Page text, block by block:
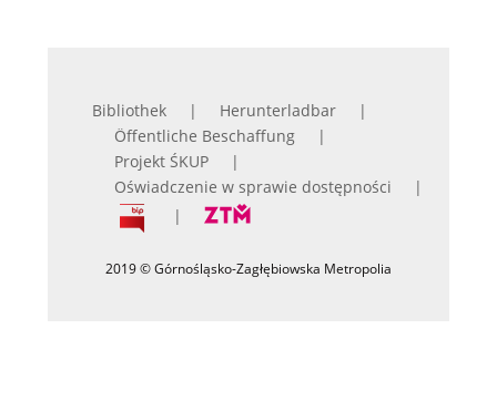
Bibliothek
Herunterladbar
Öffentliche Beschaffung
Projekt ŚKUP
Oświadczenie w sprawie dostępności
2019 © Górnośląsko-Zagłębiowska Metropolia